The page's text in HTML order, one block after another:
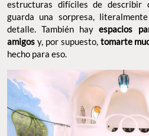
estructuras difíciles de describir
guarda una sorpresa,
detalle. También hay espacios
amigos y, por supuesto, tomarte
hecho para eso.